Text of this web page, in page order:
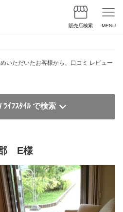
販売店検索 MENU
いただいたお客様から、口コミ レビュー
ﾗｲﾌｽﾀｲﾙ で検索
E様